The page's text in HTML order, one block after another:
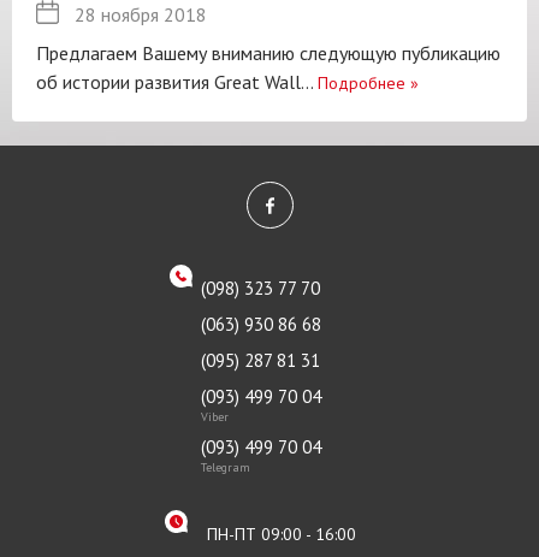
28 ноября 2018
Предлагаем Вашему вниманию следующую публикацию
об истории развития Great Wall... Подробнее »
(098) 323 77 70
(063) 930 86 68
(095) 287 81 31
(093) 499 70 04
Viber
(093) 499 70 04
Telegram
ПН-ПТ 09:00 - 16:00